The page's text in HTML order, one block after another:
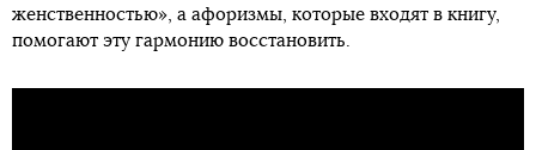
женственностью», а афоризмы, которые входят в книгу,
помогают эту гармонию восстановить.